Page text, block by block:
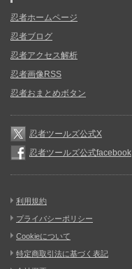
忍者ホームページ
忍者ブログ
忍者アクセス解析
忍者画像RSS
忍者おまとめボタン
忍者ツールズ公式X
忍者ツールズ公式facebook
利用規約
プライバシーポリシー
Cookieについて
特定商取引法に基づく表記